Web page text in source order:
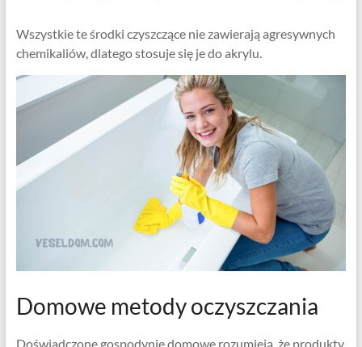
Wszystkie te środki czyszczące nie zawierają agresywnych
chemikaliów, dlatego stosuje się je do akrylu.
Domowe metody oczyszczania
Doświadczone gospodynie domowe rozumieją, że produkty